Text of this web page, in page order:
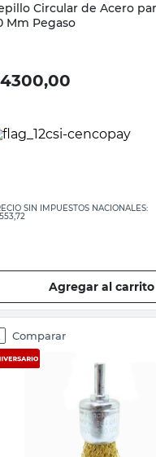
Circular de Acero
Mm Pegaso
4300,00
SIN IMPUESTOS NACIONALES:
Agregar al carrito
Comparar